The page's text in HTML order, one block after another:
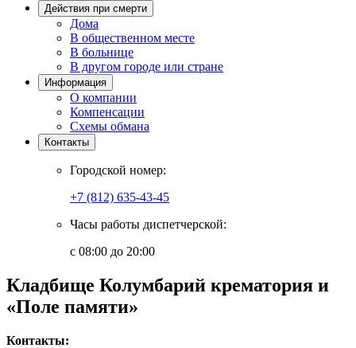
Действия при смерти
Дома
В общественном месте
В больнице
В другом городе или стране
Информация
О компании
Компенсации
Схемы обмана
Контакты
Городской номер:
+7 (812) 635-43-45
Часы работы диспетчерской:
с 08:00 до 20:00
Кладбище Колумбарий крематория и
«Поле памяти»
Контакты: